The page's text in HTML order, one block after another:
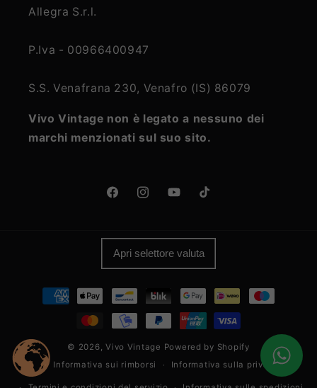
Allegra S.r.l.
P.Iva - 00966400947
S.S. Venafrana 230, Venafro (IS) 86079
Vivo Vintage non è legato a nessuno dei
marchi menzionati sul suo sito.
FacebookInstagramYouTubeTikTok
Apri selettore valuta
Metodi
pagamento
© 2026,Vivo Vintage Powered by Shopify
Informativa sui rimborsi
Informativa sulla privacy